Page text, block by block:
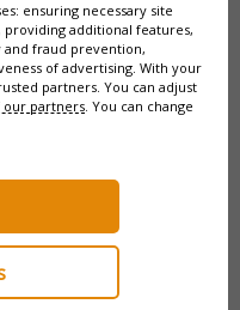
(wyjście Rumeli)
(Opcja polecana)
wzdłuż linii
(Princes’ Islands)
30 min (Piękna
ensuring necessary site
additional features,
and fraud prevention,
of advertising. With your
partners. You can adjust
our partners. You can change